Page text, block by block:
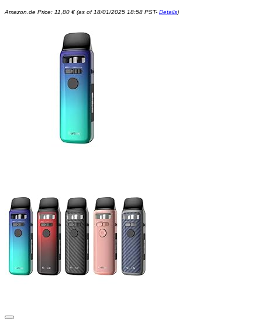
Amazon.de Price: 11,80 € (as of 18/01/2025 18:58 PST- Details)